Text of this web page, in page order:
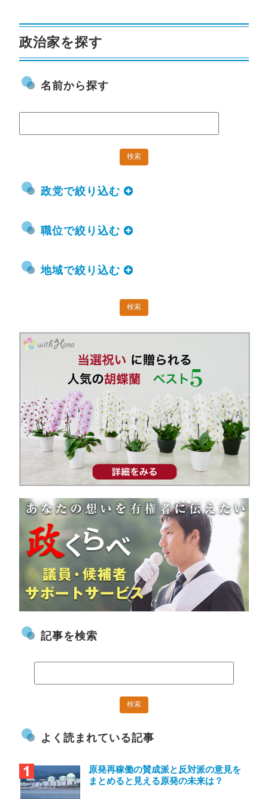
政治家を探す
名前から探す
政党で絞り込む
職位で絞り込む
地域で絞り込む
記事を検索
よく読まれている記事
原発再稼働の賛成派と反対派の意見を
まとめると見える原発の未来は？